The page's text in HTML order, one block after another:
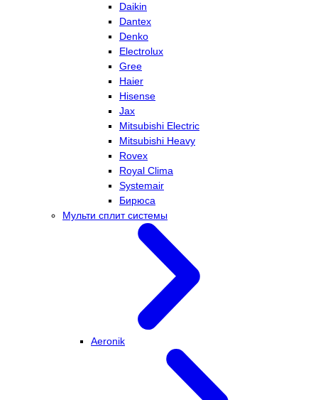
Daikin
Dantex
Denko
Electrolux
Gree
Haier
Hisense
Jax
Mitsubishi Electric
Mitsubishi Heavy
Rovex
Royal Clima
Systemair
Бирюса
Мульти сплит системы
Aeronik